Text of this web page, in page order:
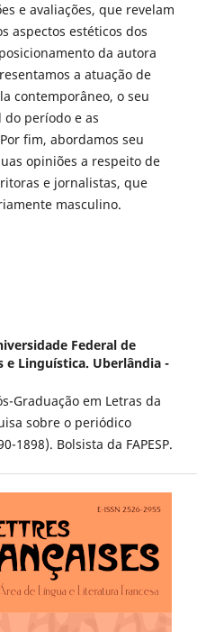
e avaliações, que revelam
aspectos estéticos dos
da autora
a atuação de
contemporâneo, o seu
período e as
fim, abordamos seu
opiniões a respeito de
e jornalistas, que
masculino.
Federal de
Linguística. Uberlândia -
Graduação em Letras da
sobre o periódico
1898). Bolsista da FAPESP.